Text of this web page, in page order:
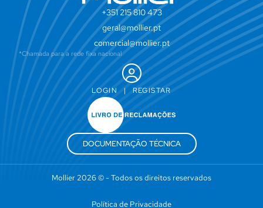
+351 215 810 473
geral@mollier.pt
comercial@mollier.pt
*Chamada para a rede fixa nacional
LOGIN | REGISTAR
DOCUMENTAÇÃO TÉCNICA
Mollier 2026 © - Todos os direitos reservados
Política de Privacidade